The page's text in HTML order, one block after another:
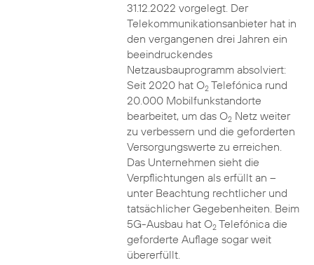
31.12.2022 vorgelegt. Der
Telekommunikationsanbieter hat in
den vergangenen drei Jahren ein
beeindruckendes
Netzausbauprogramm absolviert:
Seit 2020 hat O2Telefónica rund
20.000 Mobilfunkstandorte
bearbeitet, um das O2Netz weiter
zu verbessern und die geforderten
Versorgungswerte zu erreichen.
Das Unternehmen sieht die
Verpflichtungen als erfüllt an –
unter Beachtung rechtlicher und
tatsächlicher Gegebenheiten. Beim
5G-Ausbau hat O2Telefónica die
geforderte Auflage sogar weit
übererfüllt.